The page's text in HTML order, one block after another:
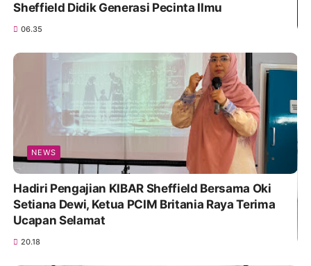
Sheffield Didik Generasi Pecinta Ilmu
06.35
NEWS
Hadiri Pengajian KIBAR Sheffield Bersama Oki
Setiana Dewi, Ketua PCIM Britania Raya Terima
Ucapan Selamat
20.18